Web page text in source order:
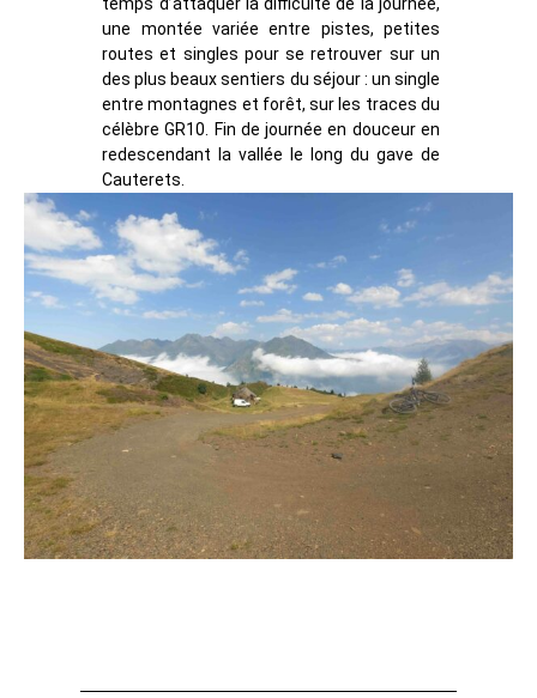
temps d’attaquer la difficulté de la journée,
une montée variée entre pistes, petites
routes et singles pour se retrouver sur un
des plus beaux sentiers du séjour : un single
entre montagnes et forêt, sur les traces du
célèbre GR10. Fin de journée en douceur en
redescendant la vallée le long du gave de
Cauterets.